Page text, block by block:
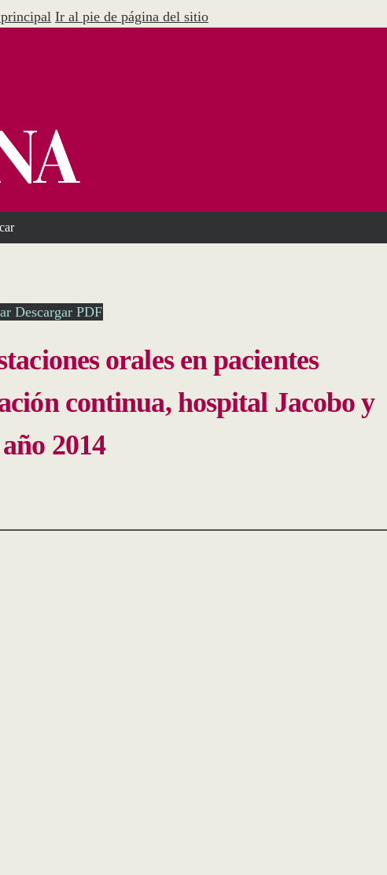
Ir al pie de página del sitio
Descargar PDF
orales en pacientes
continua, hospital Jacobo y
2014